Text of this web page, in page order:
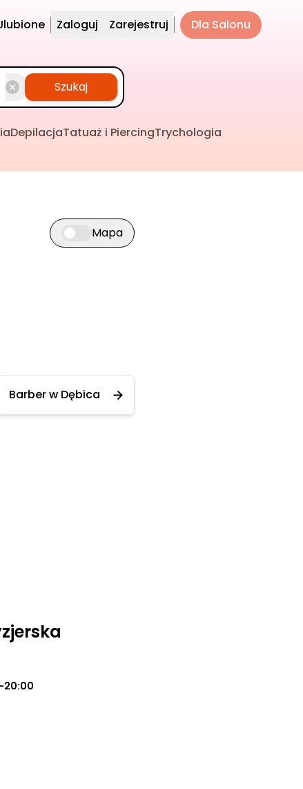
Zaloguj Zarejestruj Dla Salonu
Szukaj
DepilacjaTatuaż i PiercingTrychologia
Przełącz widok mapy
Mapa
Barber w Dębica
20:00